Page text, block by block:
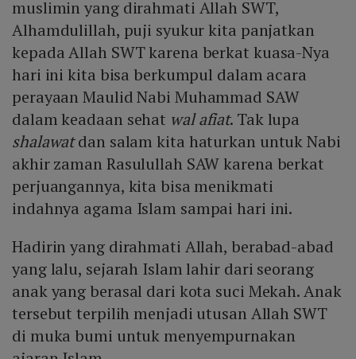
muslimin yang dirahmati Allah SWT,
Alhamdulillah, puji syukur kita panjatkan
kepada Allah SWT karena berkat kuasa-Nya
hari ini kita bisa berkumpul dalam acara
perayaan Maulid Nabi Muhammad SAW
dalam keadaan sehat wal afiat. Tak lupa
shalawatdan salam kita haturkan untuk Nabi
akhir zaman Rasulullah SAW karena berkat
perjuangannya, kita bisa menikmati
indahnya agama Islam sampai hari ini.
Hadirin yang dirahmati Allah, berabad-abad
yang lalu, sejarah Islam lahir dari seorang
anak yang berasal dari kota suci Mekah. Anak
tersebut terpilih menjadi utusan Allah SWT
di muka bumi untuk menyempurnakan